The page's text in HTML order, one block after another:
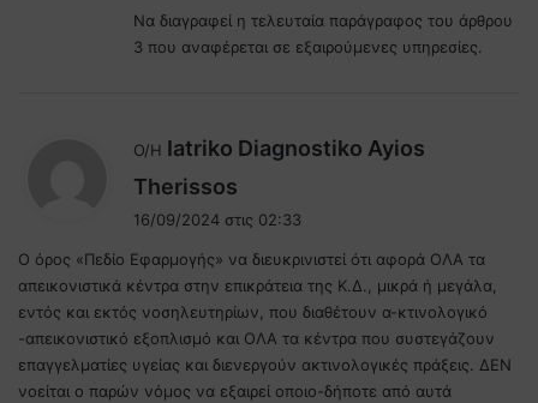
Να διαγραφεί η τελευταία παράγραφος του άρθρου
3 που αναφέρεται σε εξαιρούμενες υπηρεσίες.
Ο/Η Iatriko Diagnostiko Ayios
Therissos
ι
:
16/09/2024 στις 02:33
Ο όρος «Πεδίο Εφαρμογής» να διευκρινιστεί ότι αφορά ΟΛΑ τα
απεικονιστικά κέντρα στην επικράτεια της Κ.Δ., μικρά ή μεγάλα,
εντός και εκτός νοσηλευτηρίων, που διαθέτουν α-κτινολογικό
-απεικονιστικό εξοπλισμό και ΟΛΑ τα κέντρα που συστεγάζουν
επαγγελματίες υγείας και διενεργούν ακτινολογικές πράξεις. ΔΕΝ
νοείται ο παρών νόμος να εξαιρεί οποιο-δήποτε από αυτά